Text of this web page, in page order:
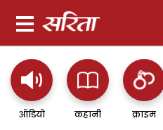
ऑडियो कहानी क्राइम